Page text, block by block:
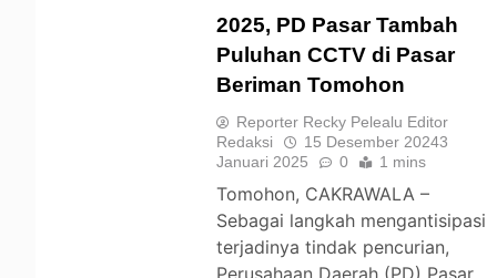
2025, PD Pasar Tambah
Puluhan CCTV di Pasar
Beriman Tomohon
Reporter Recky Pelealu Editor
Redaksi
15 Desember 20243
Januari 2025
0 1 mins
Tomohon, CAKRAWALA –
Sebagai langkah mengantisipasi
terjadinya tindak pencurian,